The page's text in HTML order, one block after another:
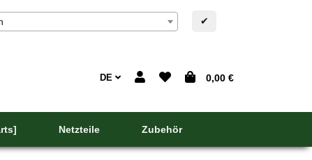
✔
DE 0,00 €
Netzteile Zubehör